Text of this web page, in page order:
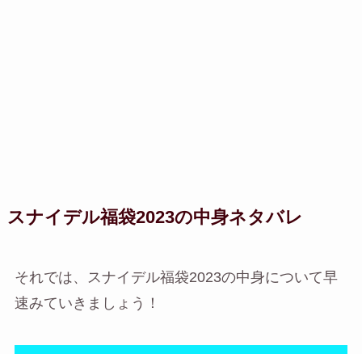
スナイデル福袋2023の中身ネタバレ
それでは、スナイデル福袋2023の中身について早
速みていきましょう！